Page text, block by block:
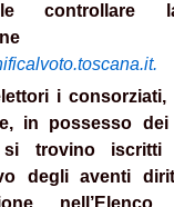
controllare
.
i consorziati,
in possesso
si trovino iscritti
degli aventi
nell’Elenco